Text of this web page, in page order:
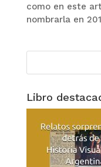
como en este
nombrarla en
Libro